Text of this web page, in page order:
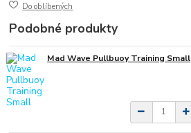
Do oblíbených
Podobné produkty
Mad Wave Pullbuoy Training Small